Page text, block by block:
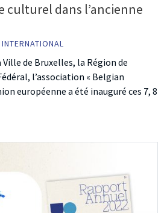
culturel dans l’ancienne
de Bruxelles, la Région de
l’association « Belgian
européenne a été inauguré ces 7, 8